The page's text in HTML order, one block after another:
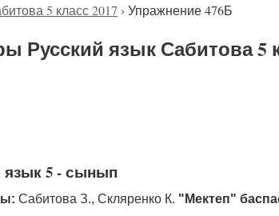
5 класс 2017 › Упражнение 476Б
Русский язык Сабитова 5
язык 5 - сынып
Сабитова З., Скляренко К. "Мектеп"